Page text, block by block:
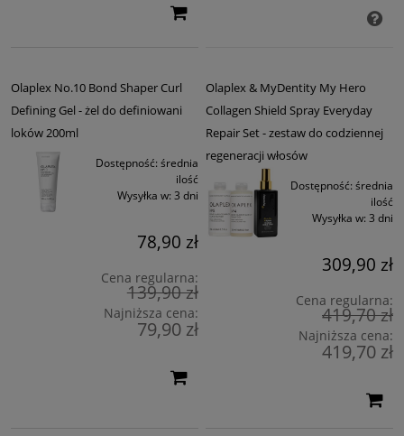
Olaplex No.10 Bond Shaper Curl
Defining Gel - żel do definiowani
loków 200ml
Dostępność: średnia
ilość
Wysyłka w: 3 dni
78,90 zł
Cena regularna:
139,90 zł
Najniższa cena:
79,90 zł
Olaplex & MyDentity My Hero
Collagen Shield Spray Everyday
Repair Set - zestaw do codziennej
regeneracji włosów
Dostępność: średnia
ilość
Wysyłka w: 3 dni
309,90 zł
Cena regularna:
419,70 zł
Najniższa cena:
419,70 zł